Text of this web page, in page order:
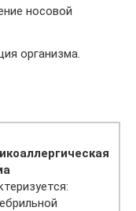
носовой
организма.